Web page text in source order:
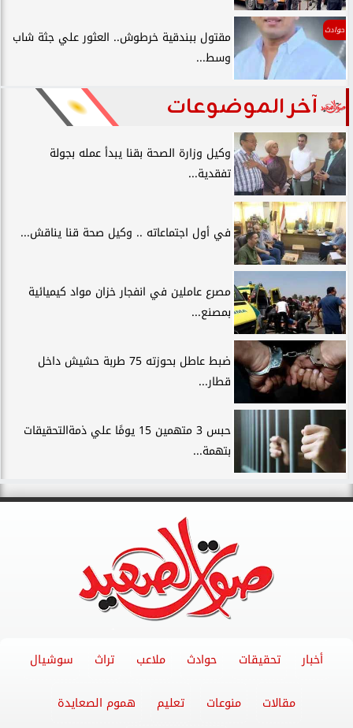
حوادث
مقتول ببندقية خرطوش.. العثور علي جثة شاب
وسط...
آخر الموضوعات
وكيل وزارة الصحة بقنا يبدأ عمله بجولة
تفقدية...
في أول اجتماعاته .. وكيل صحة قنا يناقش...
مصرع عاملين في انفجار خزان مواد كيميائية
بمصنع...
ضبط عاطل بحوزته 75 طربة حشيش داخل
قطار...
حبس 3 متهمين 15 يومًا علي ذمةالتحقيقات
بتهمة...
أخبار تحقيقات حوادث ملاعب تراث سوشيال
مقالات منوعات تعليم هموم الصعايدة